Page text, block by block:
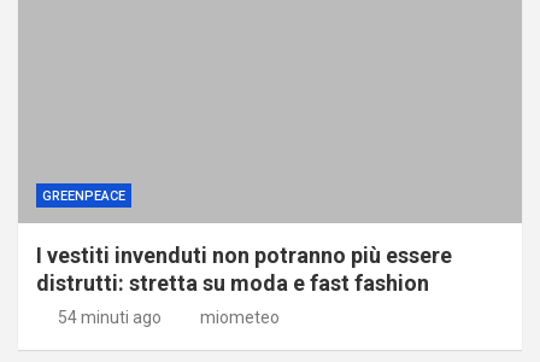
GREENPEACE
I vestiti invenduti non potranno più essere
distrutti: stretta su moda e fast fashion
54 minuti ago miometeo